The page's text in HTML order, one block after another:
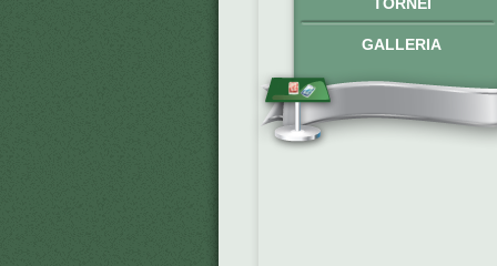
GALLERIA